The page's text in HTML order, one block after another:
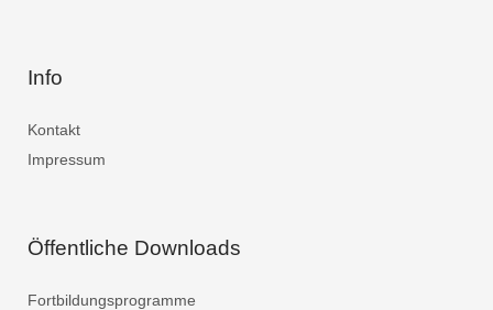
Info
Kontakt
Impressum
Öffentliche Downloads
Fortbildungsprogramme